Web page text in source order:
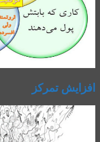
افزایش تمرکز